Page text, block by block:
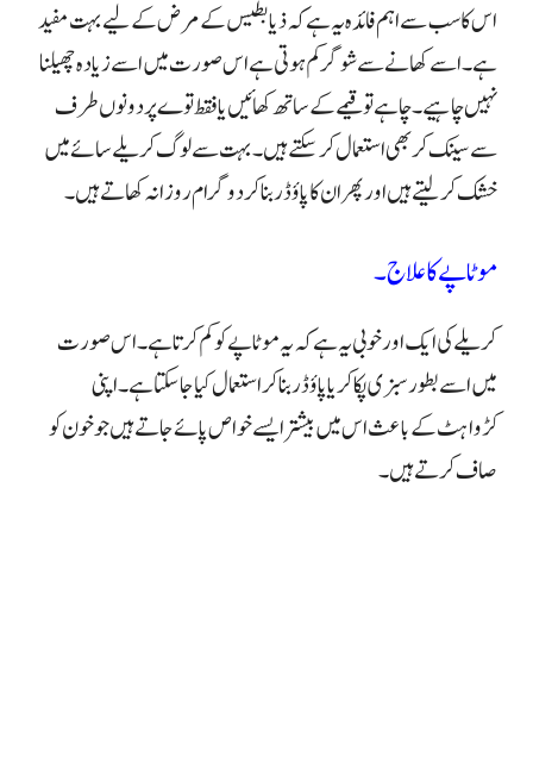
اس کا سب سے اہم فائدہ یہ ہے کہ ذیابطیس کے مرض کے لیے بہت مفید
ہے۔اسے کھانے سے شوگر کم ہوتی ہے اس صورت میں اسے زیادہ چھیلنا
نہیں چاہیے۔چاہے تو قیمے کے ساتھ کھائیں یا فقط توے پردونوں طرف
سے سینک کر بھی استعمال کرسکتے ہیں۔بہت سے لوگ کریلے سائے میں
خشک کر لیتے ہیں اور پھر ان کا پاؤڈر بنا کر دو گرام روزانہ کھاتے ہیں۔
موٹاپے کا علاج۔
کریلے کی ایک اور خوبی یہ ہے کہ یہ موٹاپے کو کم کرتا ہے۔ اس صورت
میں اسے بطور سبزی پکا کر یا پاؤڈر بنا کر استعمال کیا جا سکتا ہے۔ اپنی
کڑواہٹ کے باعث اس میں بیشتر ایسے خواص پائے جاتے ہیں جو خون کو
صاف کرتے ہیں۔